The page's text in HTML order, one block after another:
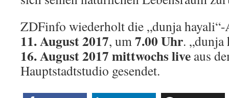
ZDFinfo wiederholt die „dunja hayali“-
11. August 2017, um7.00 Uhr.
16. August 2017 mittwochs live aus
Hauptstadtstudio gesendet.